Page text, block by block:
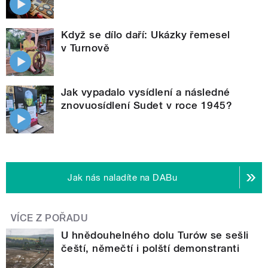
Když se dílo daří: Ukázky řemesel
v Turnově
Jak vypadalo vysídlení a následné
znovuosídlení Sudet v roce 1945?
Jak nás naladíte na DABu
VÍCE Z POŘADU
U hnědouhelného dolu Turów se sešli
čeští, němečtí i polští demonstranti